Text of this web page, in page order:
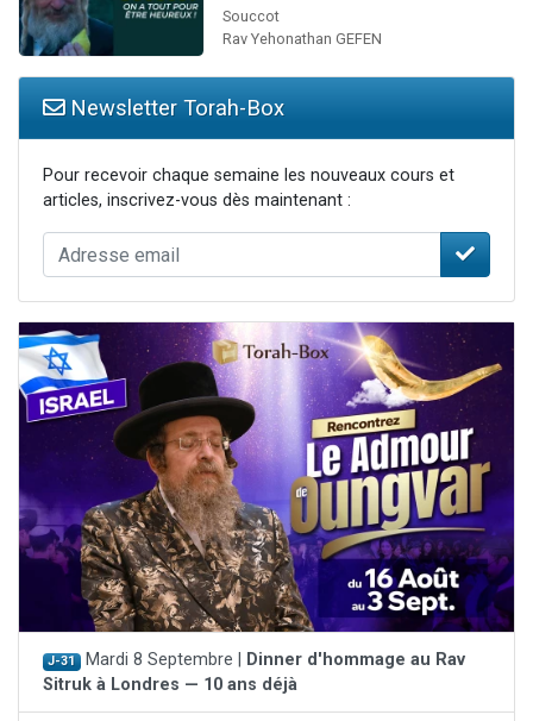
Souccot
Rav Yehonathan GEFEN
Newsletter Torah-Box
Pour recevoir chaque semaine les nouveaux cours et
articles, inscrivez-vous dès maintenant :
J-31 Mardi 8 Septembre | Dinner d'hommage au Rav
Sitruk à Londres — 10 ans déjà